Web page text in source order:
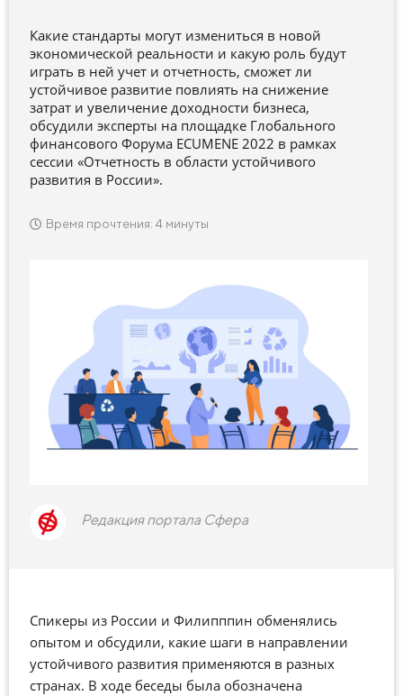
Какие стандарты могут измениться в новой
экономической реальности и какую роль будут
играть в ней учет и отчетность, сможет ли
устойчивое развитие повлиять на снижение
затрат и увеличение доходности бизнеса,
обсудили эксперты на площадке Глобального
финансового Форума ECUMENE 2022 в рамках
сессии «Отчетность в области устойчивого
развития в России».
Время прочтения: 4 минуты
Редакция портала Сфера
Спикеры из России и Филипппин обменялись
опытом и обсудили, какие шаги в направлении
устойчивого развития применяются в разных
странах. В ходе беседы была обозначена